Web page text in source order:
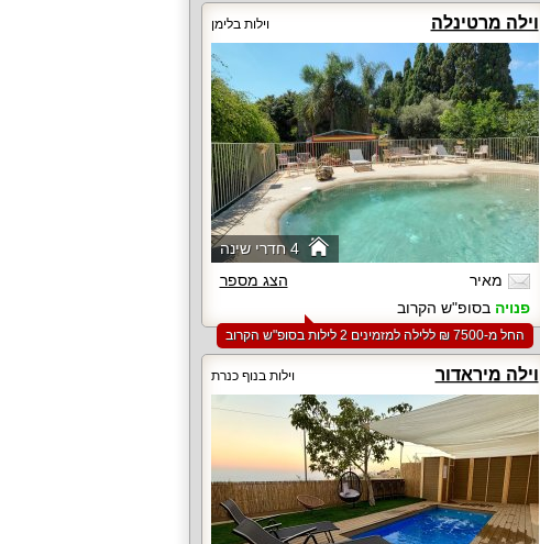
וילה מרטינלה וילות בלימן
4 חדרי שינה
מאיר
הצג מספר
פנויה בסופ"ש הקרוב
החל מ-‏7500 ₪ ללילה למזמינים 2 לילות בסופ"ש הקרוב
וילה מיראדור וילות בנוף כנרת